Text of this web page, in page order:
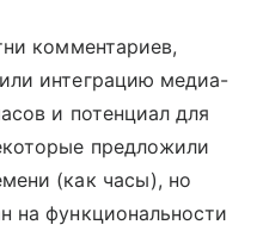
комментариев,
интеграцию медиа-
и потенциал для
предложили
(как часы), но
на функциональности